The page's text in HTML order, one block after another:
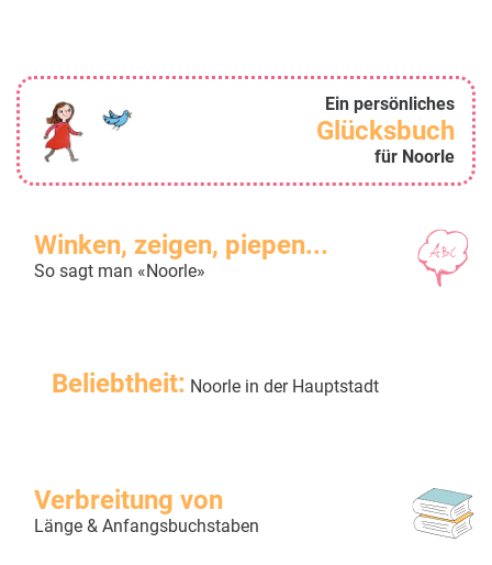
Ein persönliches
Glücksbuch
für Noorle
Winken, zeigen, piepen...
So sagt man «Noorle»
Beliebtheit: Noorle in der Hauptstadt
Verbreitung von
Länge & Anfangsbuchstaben